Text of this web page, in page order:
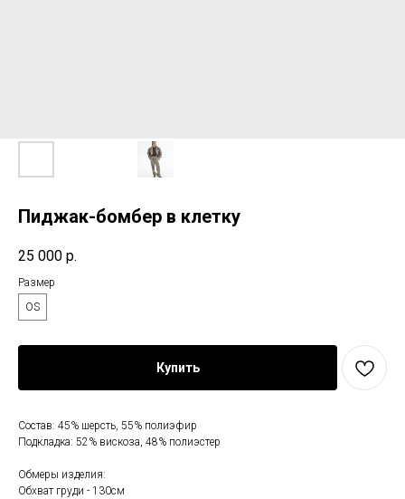
Пиджак-бомбер в клетку
25 000 р.
Размер
OS
Купить
Состав: 45% шерсть, 55% полиэфир
Подкладка: 52% вискоза, 48% полиэстер
Обмеры изделия:
Обхват груди - 130см